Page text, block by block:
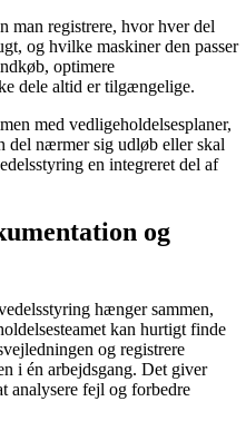
man registrere, hvor hver del
og hvilke maskiner den passer
optimere
dele altid er tilgængelige.
med vedligeholdelsesplaner,
del nærmer sig udløb eller skal
en integreret del af
og
hænger sammen,
kan hurtigt finde
og registrere
i én arbejdsgang. Det giver
analysere fejl og forbedre